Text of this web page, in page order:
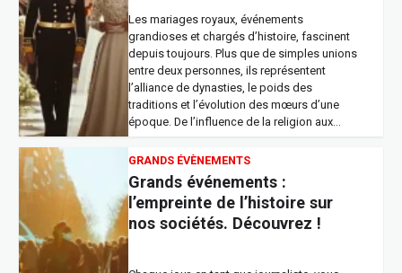
Les mariages royaux, événements
grandioses et chargés d’histoire, fascinent
depuis toujours. Plus que de simples unions
entre deux personnes, ils représentent
l’alliance de dynasties, le poids des
traditions et l’évolution des mœurs d’une
époque. De l’influence de la religion aux…
GRANDS ÉVÈNEMENTS
Grands événements :
l’empreinte de l’histoire sur
nos sociétés. Découvrez !